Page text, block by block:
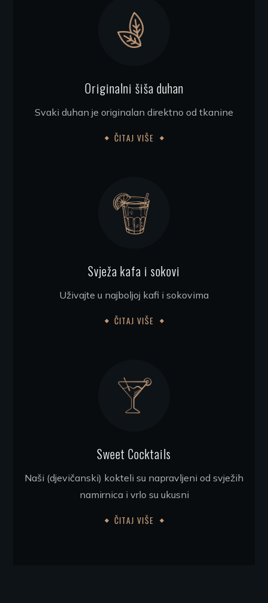
Originalni šiša duhan
Svaki duhan je originalan direktno od tkanine
ČITAJ VIŠE
Svježa kafa i sokovi
Uživajte u najboljoj kafi i sokovima
ČITAJ VIŠE
Sweet Cocktails
Naši (djevičanski) kokteli su napravljeni od svježih
namirnica i vrlo su ukusni
ČITAJ VIŠE